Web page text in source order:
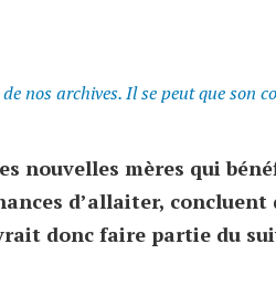
nos archives. Il se peut que son
nouvelles mères qui
d’allaiter,
donc faire partie du